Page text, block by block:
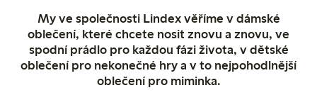
My ve společnosti Lindex věříme v dámské
oblečení, které chcete nosit znovu a znovu, ve
spodní prádlo pro každou fázi života, v dětské
oblečení pro nekonečné hry a v to nejpohodlnější
oblečení pro miminka.